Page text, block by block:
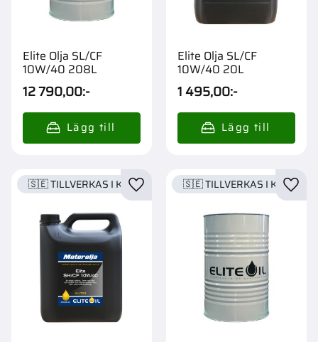
Elite Olja SL/CF
10W/40 208L
12 790,00:-
Elite Olja SL/CF
10W/40 20L
1 495,00:-
🇸🇪 TILLVERKAS I KARLSTADLägg till i favoriter
🇸🇪 TILLVERKAS I